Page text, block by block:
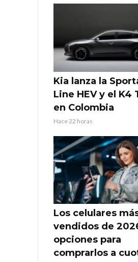
Kia lanza la
Line HEV y el K4
en Colombia
Hace 22 horas
Los celulares
vendidos de
opciones para
comprarlos a